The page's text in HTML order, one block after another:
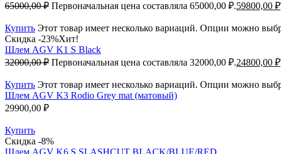
65000,00₽ Первоначальная цена составляла 65000,00 ₽.59800,00 ₽
Купить Этот товар имеет несколько вариаций. Опции можно
Скидка -23%Хит!
Шлем AGV K1 S Black
32000,00₽ Первоначальная цена составляла 32000,00 ₽.24800,00 ₽
Купить Этот товар имеет несколько вариаций. Опции можно
Шлем AGV K3 Rodio Grey mat (матовый)
29900,00 ₽
Купить
Скидка -8%